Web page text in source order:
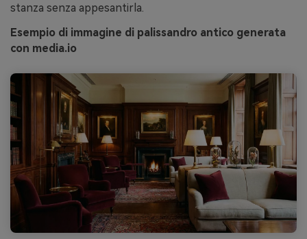
stanza senza appesantirla.
Esempio di immagine di palissandro antico generata
con media.io